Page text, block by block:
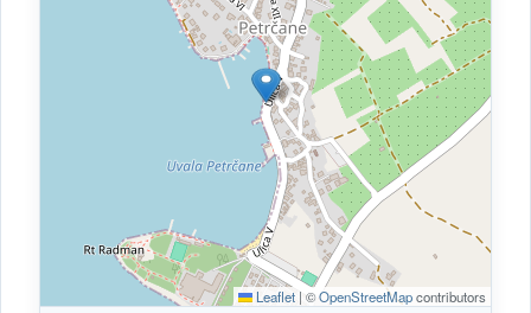
Leaflet | ©OpenStreetMapcontributors